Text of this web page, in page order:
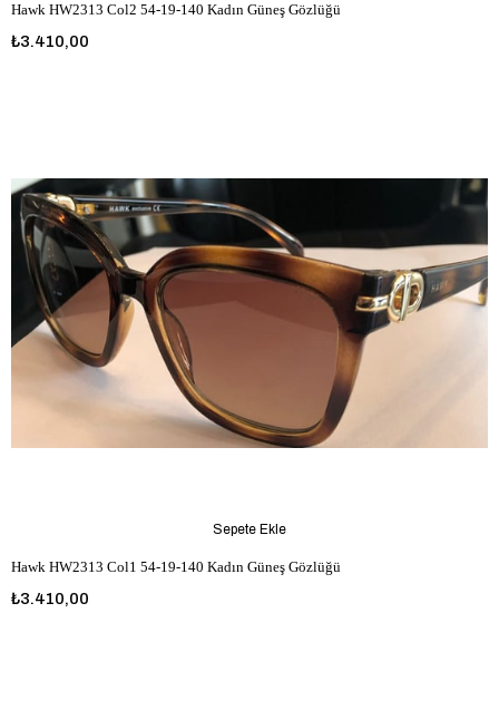
Hawk HW2313 Col2 54-19-140 Kadın Güneş Gözlüğü
₺3.410,00
Hawk HW2313 Col1 54-19-140 Kadın Güneş Gözlüğü
₺3.410,00
Sepete Ekle